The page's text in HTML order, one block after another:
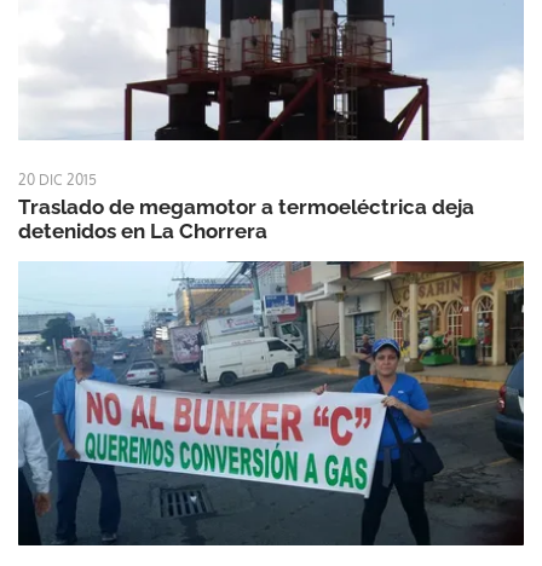
20 DIC 2015
Traslado de megamotor a termoeléctrica deja
detenidos en La Chorrera